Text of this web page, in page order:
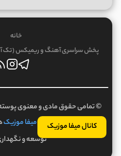
کانال میفا موزیک
خانه
پخش سراسری آهنگ و ریمیکس (تک
© تمامی حقوق مادی و معنوی
بهمیفا موزیک
توسعه و